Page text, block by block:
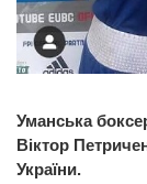
Уманська
Віктор
України.